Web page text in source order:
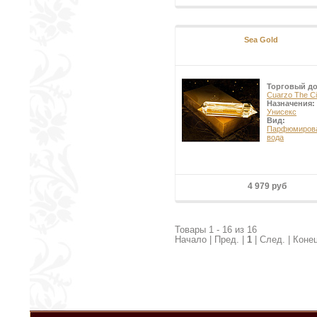
Sea Gold
Торговый
Cuarzo The
Назначения:
Унисекс
Вид:
вода
4 979 руб
Товары 1 - 16 из 16
Начало | Пред. | 1 | След. |